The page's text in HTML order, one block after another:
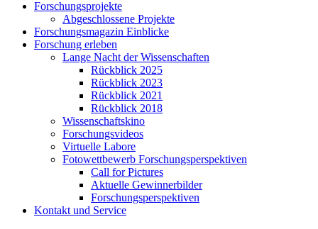
Forschungsprojekte
Abgeschlossene Projekte
Forschungsmagazin Einblicke
Forschung erleben
Lange Nacht der Wissenschaften
Rückblick 2025
Rückblick 2023
Rückblick 2021
Rückblick 2018
Wissenschaftskino
Forschungsvideos
Virtuelle Labore
Fotowettbewerb Forschungsperspektiven
Call for Pictures
Aktuelle Gewinnerbilder
Forschungsperspektiven
Kontakt und Service